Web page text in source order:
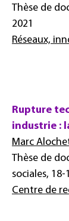
Thèse de
2021
Réseaux,
Rupture
industrie :
Marc
Thèse de
sociales, 18-
Centre de